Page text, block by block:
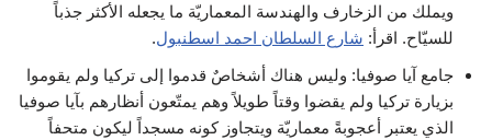
ويملك من الزخارف والهندسة المعماريّة ما يجعله الأكثر جذباً
للسيّاح. اقرأ: شارع السلطان احمد اسطنبول.
جامع آيا صوفيا: وليس هناك أشخاصٌ قدموا إلى تركيا ولم يقوموا
بزيارة تركيا ولم يقضوا وقتاً طويلاً وهم يمتّعون أنظارهم بآيا صوفيا
الذي يعتبر أعجوبةً معماريّة ويتجاوز كونه مسجداً ليكون متحفاً